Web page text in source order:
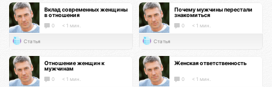
Вклад современных женщины
в отношения
0 < 1 мин.
Статья
Почему мужчины перестали
знакомиться
0 < 1 мин.
Статья
Отношение женщин к
мужчинам
0 < 1 мин.
Женская ответственность
0 < 1 мин.